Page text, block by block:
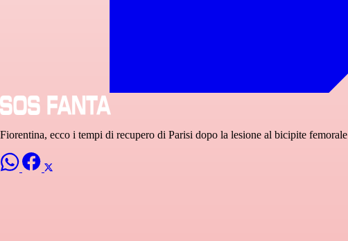
Fiorentina, ecco i tempi di recupero di Parisi dopo la lesione al bicipite femorale